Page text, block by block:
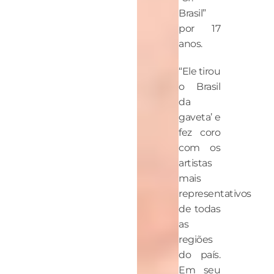
Brasil”
por 17
anos.
“Ele tirou
o Brasil
da
gaveta’ e
fez coro
com os
artistas
mais
representativos
de todas
as
regiões
do país.
Em seu